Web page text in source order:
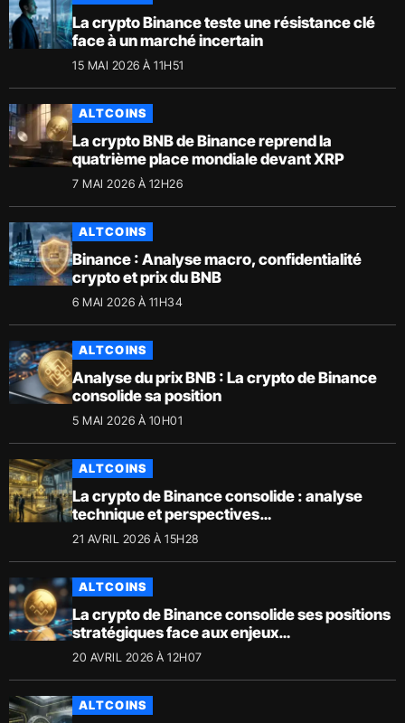
La crypto Binance teste une résistance clé
face à un marché incertain
15 MAI 2026 À 11H51
ALTCOINS
La crypto BNB de Binance reprend la
quatrième place mondiale devant XRP
7 MAI 2026 À 12H26
ALTCOINS
Binance : Analyse macro, confidentialité
crypto et prix du BNB
6 MAI 2026 À 11H34
ALTCOINS
Analyse du prix BNB : La crypto de Binance
consolide sa position
5 MAI 2026 À 10H01
ALTCOINS
La crypto de Binance consolide : analyse
technique et perspectives
macroéconomiques
21 AVRIL 2026 À 15H28
ALTCOINS
La crypto de Binance consolide ses positions
stratégiques face aux enjeux
macroéconomiques
20 AVRIL 2026 À 12H07
ALTCOINS